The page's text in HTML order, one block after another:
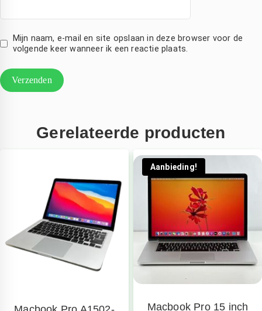
Mijn naam, e-mail en site opslaan in deze browser voor de
volgende keer wanneer ik een reactie plaats.
Gerelateerde producten
Aanbieding!
Macbook Pro 15 inch